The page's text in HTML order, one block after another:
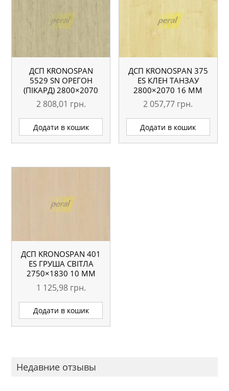
ДСП KRONOSPAN
5529 SN ОРЕГОН
(ПІКАРД) 2800×2070
18 ММ
2 808,01 грн.
Додати в кошик
ДСП KRONOSPAN 375
ES КЛЕН ТАНЗАУ
2800×2070 16 ММ
2 057,77 грн.
Додати в кошик
ДСП KRONOSPAN 401
ES ГРУША СВІТЛА
2750×1830 10 ММ
1 125,98 грн.
Додати в кошик
Недавние отзывы